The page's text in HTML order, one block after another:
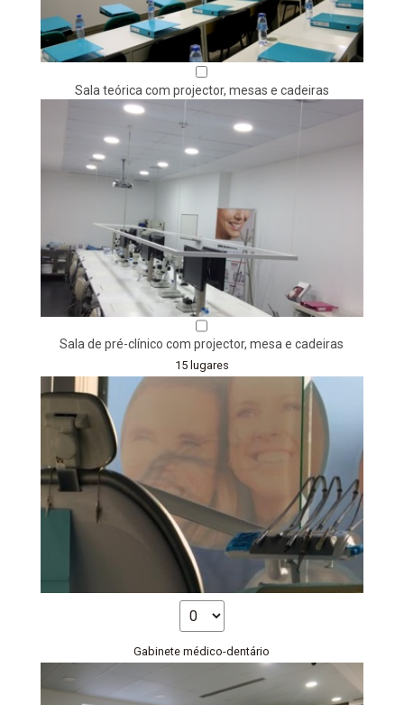
Sala teórica com projector, mesas e cadeiras
Sala de pré-clínico com projector, mesa e cadeiras
15 lugares
Gabinete médico-dentário